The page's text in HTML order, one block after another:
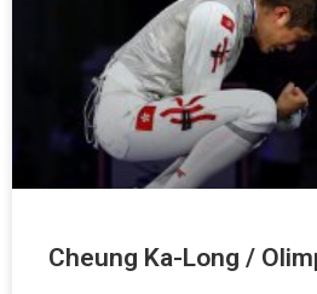
Cheung Ka-Long /